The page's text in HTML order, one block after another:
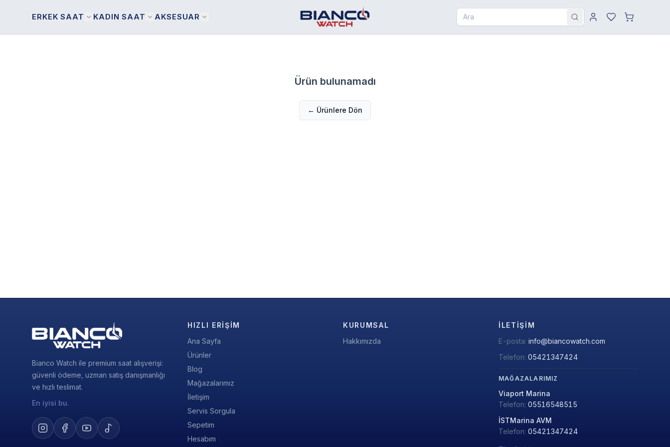
ERKEK SAAT KADIN SAAT AKSESUAR
Ürün bulunamadı
← Ürünlere Dön
Bianco Watch ile premium saat alışverişi:
güvenli ödeme, uzman satış danışmanlığı
ve hızlı teslimat.
En iyisi bu.
HIZLI ERIŞIM
Ana Sayfa
Ürünler
Blog
Mağazalarımız
İletişim
Servis Sorgula
Sepetim
Hesabım
KURUMSAL
Hakkımızda
İLETIŞIM
E-posta: info@biancowatch.com
Telefon: 05421347424
MAĞAZALARIMIZ
Viaport Marina
Telefon: 05516548515
İSTMarina AVM
Telefon: 05421347424